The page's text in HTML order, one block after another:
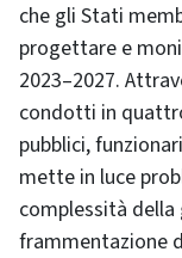
che gli Stati
progettare e
2023–2027.
condotti in
pubblici,
mette in luce
complessità
frammentazione